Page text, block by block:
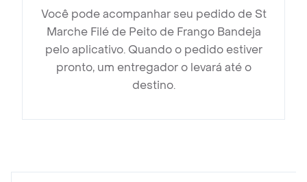
Você pode acompanhar seu pedido de St
Marche Filé de Peito de Frango Bandeja
pelo aplicativo. Quando o pedido estiver
pronto, um entregador o levará até o
destino.